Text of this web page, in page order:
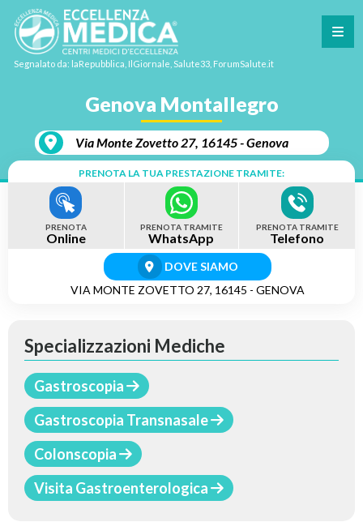
Segnalato da: laRepubblica, IlGiornale, Salute33, ForumSalute.it
Genova Montallegro
Via Monte Zovetto 27, 16145 - Genova
PRENOTA LA TUA PRESTAZIONE TRAMITE:
PRENOTA
Online
PRENOTA TRAMITE
WhatsApp
PRENOTA TRAMITE
Telefono
DOVE SIAMO
VIA MONTE ZOVETTO 27, 16145 - GENOVA
Specializzazioni Mediche
Gastroscopia
Gastroscopia Transnasale
Colonscopia
Visita Gastroenterologica